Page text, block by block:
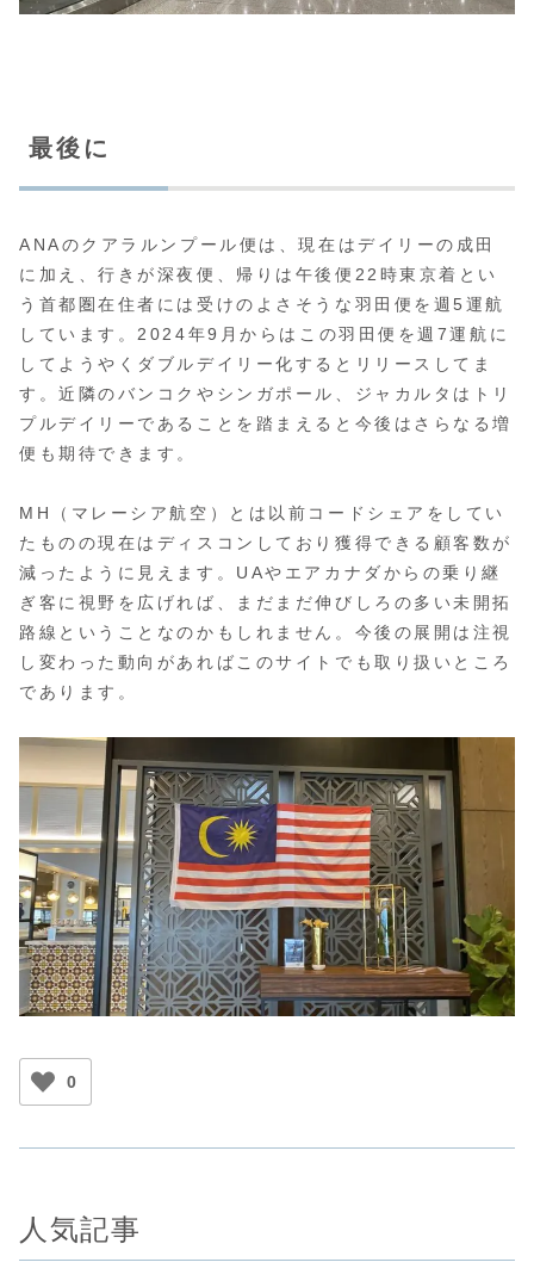
最後に
ANAのクアラルンプール便は、現在はデイリーの成田
に加え、行きが深夜便、帰りは午後便22時東京着とい
う首都圏在住者には受けのよさそうな羽田便を週5運航
しています。2024年9月からはこの羽田便を週7運航に
してようやくダブルデイリー化するとリリースしてま
す。近隣のバンコクやシンガポール、ジャカルタはトリ
プルデイリーであることを踏まえると今後はさらなる増
便も期待できます。
MH（マレーシア航空）とは以前コードシェアをしてい
たものの現在はディスコンしており獲得できる顧客数が
減ったように見えます。UAやエアカナダからの乗り継
ぎ客に視野を広げれば、まだまだ伸びしろの多い未開拓
路線ということなのかもしれません。今後の展開は注視
し変わった動向があればこのサイトでも取り扱いところ
であります。
0
人気記事